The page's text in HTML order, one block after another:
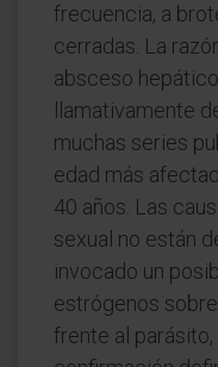
frecuencia, a
cerradas. La
absceso
llamativamente
muchas series
edad más
40 años. Las
sexual no están
invocado un
estrógenos
frente al